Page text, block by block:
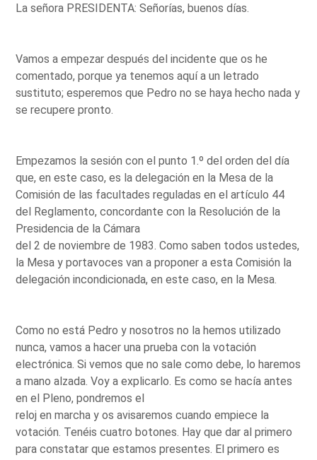
La señora PRESIDENTA: Señorías, buenos días.
Vamos a empezar después del incidente que os he
comentado, porque ya tenemos aquí a un letrado
sustituto; esperemos que Pedro no se haya hecho nada y
se recupere pronto.
Empezamos la sesión con el punto 1.º del orden del día
que, en este caso, es la delegación en la Mesa de la
Comisión de las facultades reguladas en el artículo 44
del Reglamento, concordante con la Resolución de la
Presidencia de la Cámara
del 2 de noviembre de 1983. Como saben todos ustedes,
la Mesa y portavoces van a proponer a esta Comisión la
delegación incondicionada, en este caso, en la Mesa.
Como no está Pedro y nosotros no la hemos utilizado
nunca, vamos a hacer una prueba con la votación
electrónica. Si vemos que no sale como debe, lo haremos
a mano alzada. Voy a explicarlo. Es como se hacía antes
en el Pleno, pondremos el
reloj en marcha y os avisaremos cuando empiece la
votación. Tenéis cuatro botones. Hay que dar al primero
para constatar que estamos presentes. El primero es